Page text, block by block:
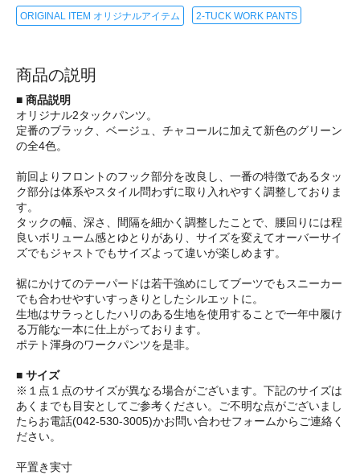
ORIGINAL ITEM オリジナルアイテム 2-TUCK WORK PANTS
商品の説明
■ 商品説明
オリジナル2タックパンツ。
定番のブラック、ベージュ、チャコールに加えて新色のグリーン
の全4色。
前回よりフロントのフック部分を改良し、一番の特徴であるタッ
ク部分は体系やスタイル問わずに取り入れやすく調整しておりま
す。
タックの幅、深さ、間隔を細かく調整したことで、腰回りには程
良いボリューム感とゆとりがあり、サイズを変えてオーバーサイ
ズでもジャストでもサイズよって違いが楽しめます。
裾にかけてのテーパードは若干強めにしてブーツでもスニーカー
でも合わせやすいすっきりとしたシルエットに。
生地はサラっとしたハリのある生地を使用することで一年中履け
る万能な一本に仕上がっております。
ポテト渾身のワークパンツを是非。
■ サイズ
※１点１点のサイズが異なる場合がございます。下記のサイズは
あくまでも目安としてご参考ください。ご不明な点がございまし
たらお電話(042-530-3005)かお問い合わせフォームからご連絡く
ださい。
平置き実寸